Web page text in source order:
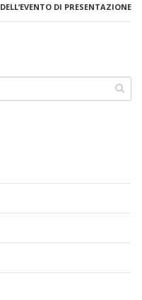
DELL’EVENTO DI PRESENTAZIONE